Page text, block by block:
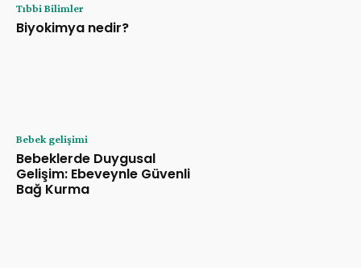
Tıbbi Bilimler
Biyokimya nedir?
Bebek gelişimi
Bebeklerde Duygusal
Gelişim: Ebeveynle Güvenli
Bağ Kurma